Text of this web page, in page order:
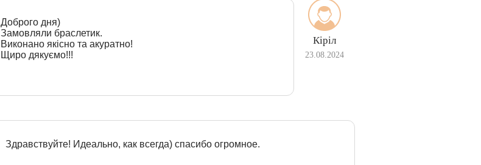
Кіріл
23.08.2024
Доброго дня)
Замовляли браслетик.
Виконано якісно та акуратно!
Щиро дякуємо!!!
Здравствуйте! Идеально, как всегда) спасибо огромное.